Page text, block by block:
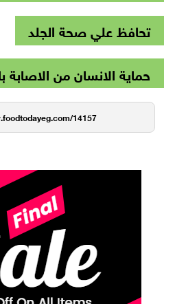
تحافظ علي صحة الجلد
حماية الانسان من الاصابة